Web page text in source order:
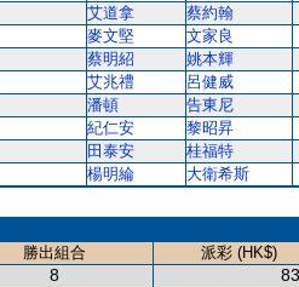
艾道拿 蔡約翰
麥文堅 文家良
蔡明紹 姚本輝
艾兆禮 呂健威
潘頓 告東尼
紀仁安 黎昭昇
田泰安 桂福特
楊明綸
大衛希斯
勝出組合
派彩 (HK$)
8